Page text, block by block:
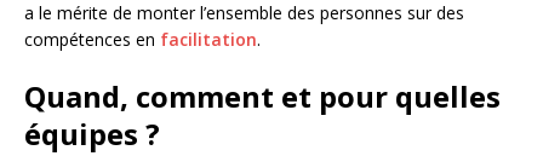
a le mérite de monter l’ensemble des personnes sur des
compétences en facilitation.
Quand, comment et pour quelles
équipes ?